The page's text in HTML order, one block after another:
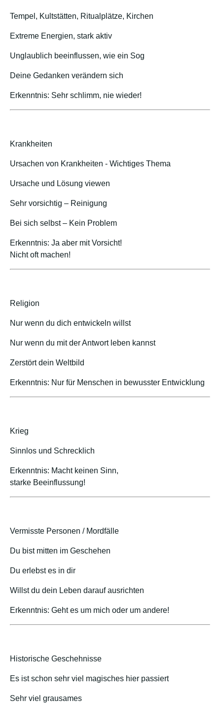
Tempel, Kultstätten, Ritualplätze, Kirchen
Extreme Energien, stark aktiv
Unglaublich beeinflussen, wie ein Sog
Deine Gedanken verändern sich
Erkenntnis: Sehr schlimm, nie wieder!
Krankheiten
Ursachen von Krankheiten - Wichtiges Thema
Ursache und Lösung viewen
Sehr vorsichtig – Reinigung
Bei sich selbst – Kein Problem
Erkenntnis: Ja aber mit Vorsicht!
Nicht oft machen!
Religion
Nur wenn du dich entwickeln willst
Nur wenn du mit der Antwort leben kannst
Zerstört dein Weltbild
Erkenntnis: Nur für Menschen in bewusster Entwicklung
Krieg
Sinnlos und Schrecklich
Erkenntnis: Macht keinen Sinn,
starke Beeinflussung!
Vermisste Personen / Mordfälle
Du bist mitten im Geschehen
Du erlebst es in dir
Willst du dein Leben darauf ausrichten
Erkenntnis: Geht es um mich oder um andere!
Historische Geschehnisse
Es ist schon sehr viel magisches hier passiert
Sehr viel grausames